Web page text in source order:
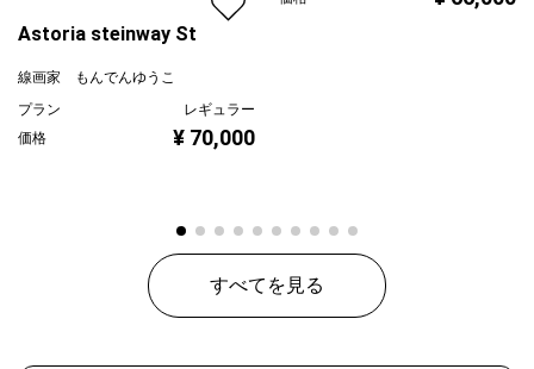
Astoria steinway St
線画家 もんでんゆうこ
プラン
レギュラー
価格
¥ 70,000
すべてを見る